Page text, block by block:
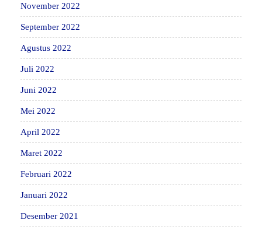
November 2022
September 2022
Agustus 2022
Juli 2022
Juni 2022
Mei 2022
April 2022
Maret 2022
Februari 2022
Januari 2022
Desember 2021